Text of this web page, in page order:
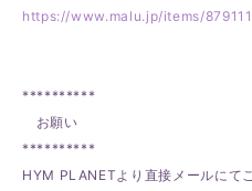
https://www.malu.jp/items/
**********
お願い
**********
HYM PLANETより直接メールにて